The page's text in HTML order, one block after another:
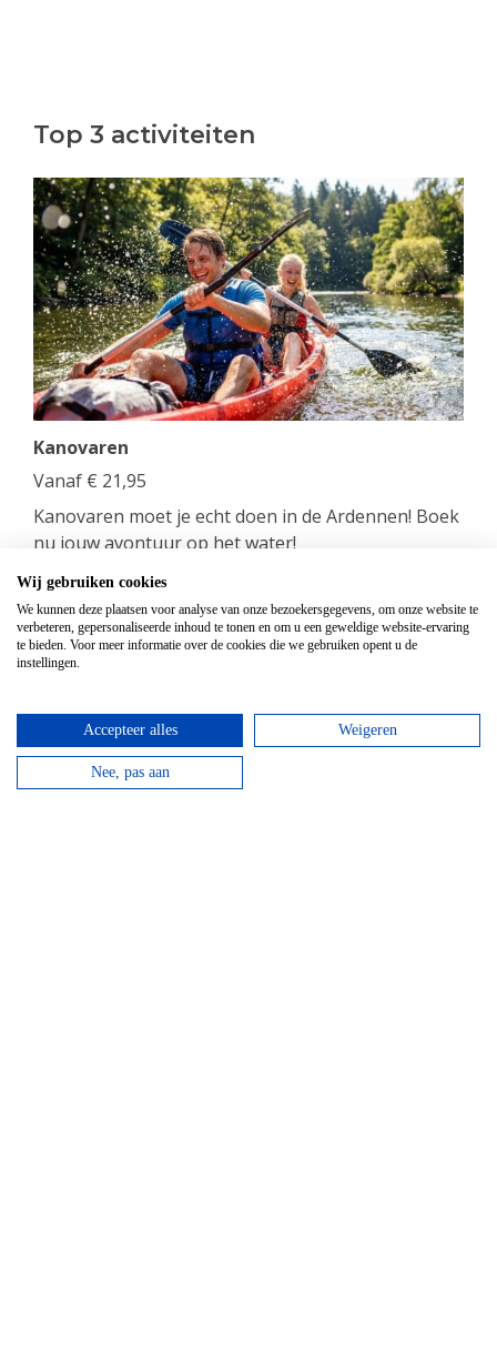
Top 3 activiteiten
Kanovaren
Vanaf € 21,95
Kanovaren moet je echt doen in de Ardennen! Boek
nu jouw avontuur op het water!
bekijken
Wij gebruiken cookies
We kunnen deze plaatsen voor analyse van onze bezoekersgegevens, om onze website te
verbeteren, gepersonaliseerde inhoud te tonen en om u een geweldige website-ervaring
te bieden. Voor meer informatie over de cookies die we gebruiken opent u de
instellingen.
Accepteer alles Weigeren
Nee, pas aan